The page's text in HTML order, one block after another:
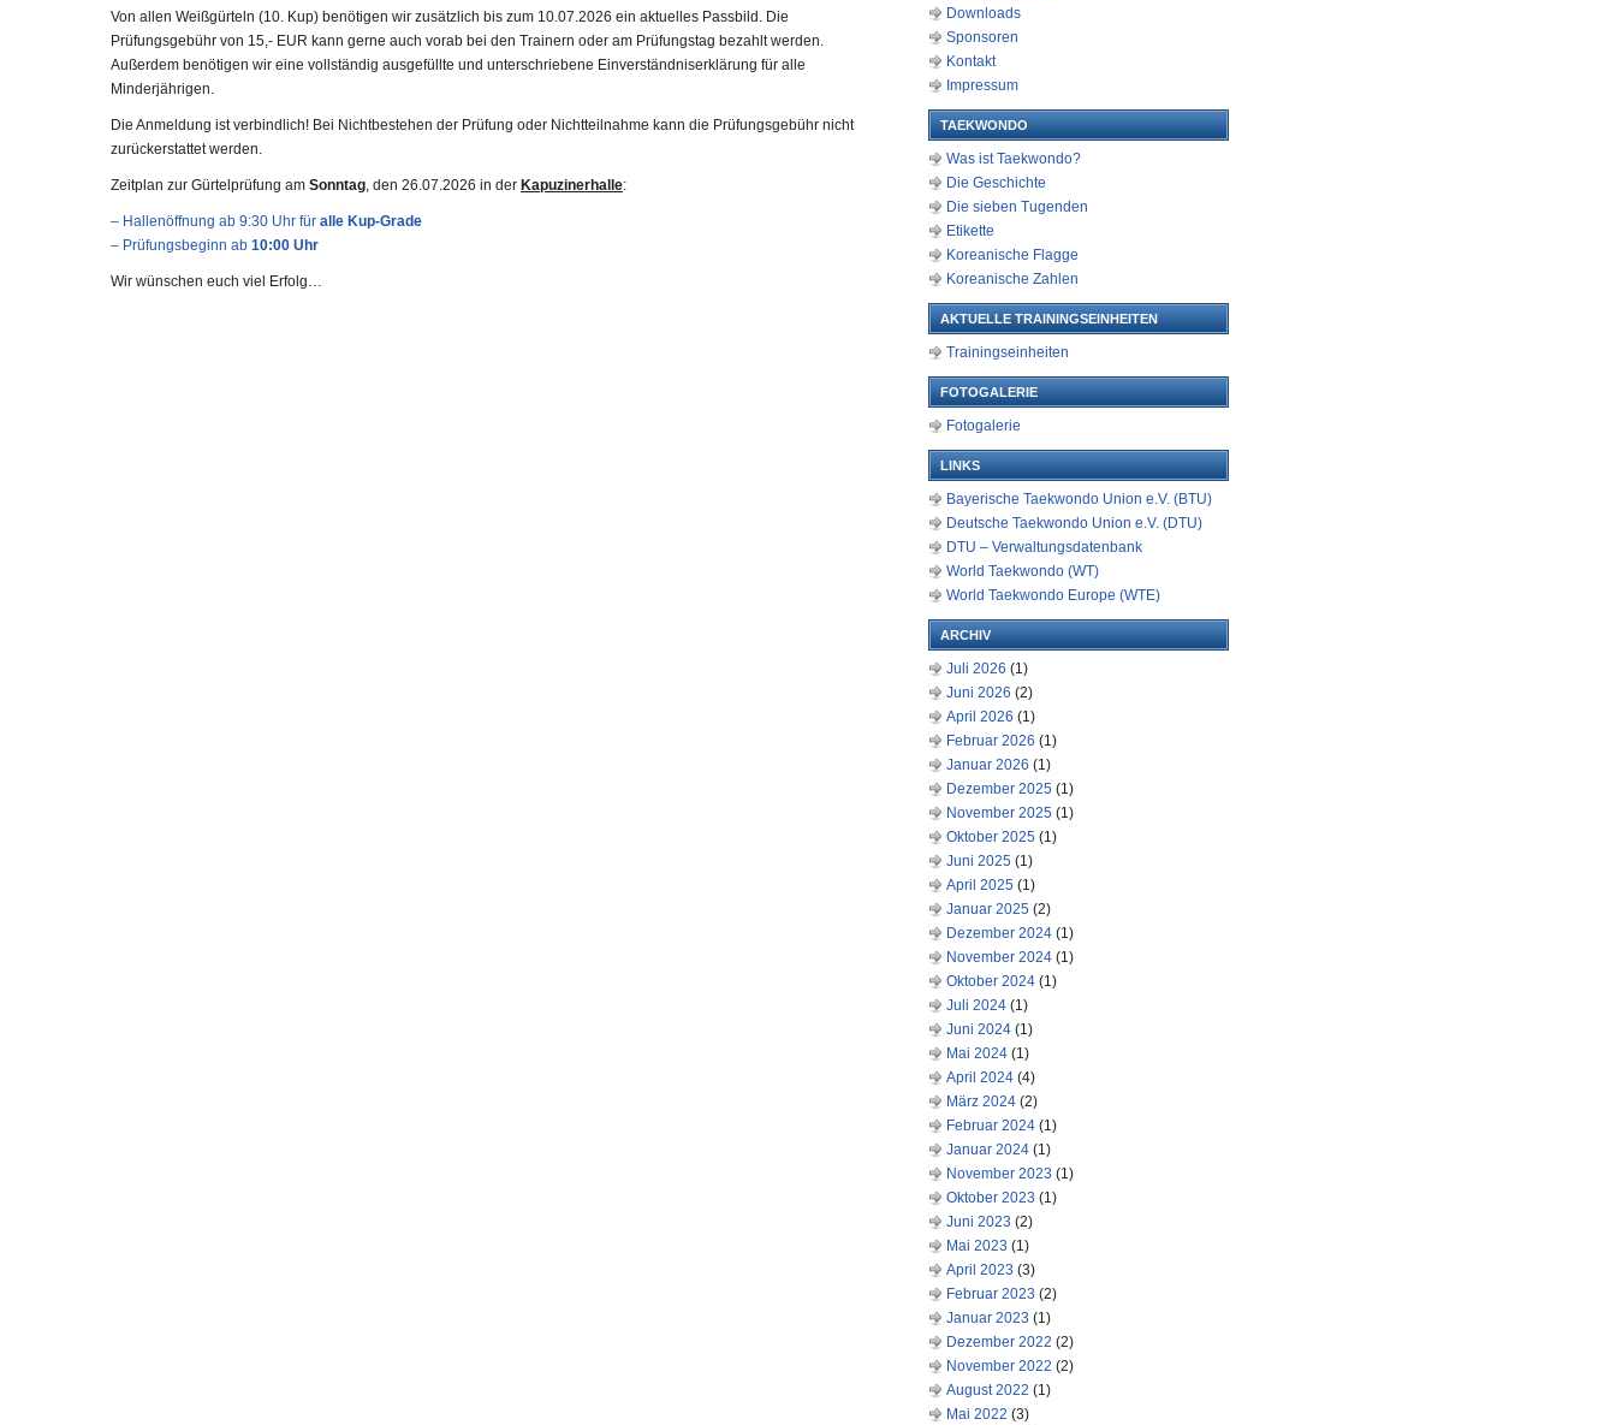
Von allen Weißgürteln (10. Kup) benötigen wir zusätzlich bis zum 10.07.2026 ein aktuelles Passbild. Die
Prüfungsgebühr von 15,- EUR kann gerne auch vorab bei den Trainern oder am Prüfungstag bezahlt werden.
Außerdem benötigen wir eine vollständig ausgefüllte und unterschriebene Einverständniserklärung für alle
Minderjährigen.
Die Anmeldung ist verbindlich! Bei Nichtbestehen der Prüfung oder Nichtteilnahme kann die Prüfungsgebühr nicht
zurückerstattet werden.
Zeitplan zur Gürtelprüfung am Sonntag, den 26.07.2026 in der Kapuzinerhalle:
– Hallenöffnung ab 9:30 Uhr für alle Kup-Grade
– Prüfungsbeginn ab 10:00 Uhr
Wir wünschen euch viel Erfolg…
Downloads
Sponsoren
Kontakt
Impressum
TAEKWONDO
Was ist Taekwondo?
Die Geschichte
Die sieben Tugenden
Etikette
Koreanische Flagge
Koreanische Zahlen
AKTUELLE TRAININGSEINHEITEN
Trainingseinheiten
FOTOGALERIE
Fotogalerie
LINKS
Bayerische Taekwondo Union e.V. (BTU)
Deutsche Taekwondo Union e.V. (DTU)
DTU – Verwaltungsdatenbank
World Taekwondo (WT)
World Taekwondo Europe (WTE)
ARCHIV
Juli 2026 (1)
Juni 2026 (2)
April 2026 (1)
Februar 2026 (1)
Januar 2026 (1)
Dezember 2025 (1)
November 2025 (1)
Oktober 2025 (1)
Juni 2025 (1)
April 2025 (1)
Januar 2025 (2)
Dezember 2024 (1)
November 2024 (1)
Oktober 2024 (1)
Juli 2024 (1)
Juni 2024 (1)
Mai 2024 (1)
April 2024 (4)
März 2024 (2)
Februar 2024 (1)
Januar 2024 (1)
November 2023 (1)
Oktober 2023 (1)
Juni 2023 (2)
Mai 2023 (1)
April 2023 (3)
Februar 2023 (2)
Januar 2023 (1)
Dezember 2022 (2)
November 2022 (2)
August 2022 (1)
Mai 2022 (3)